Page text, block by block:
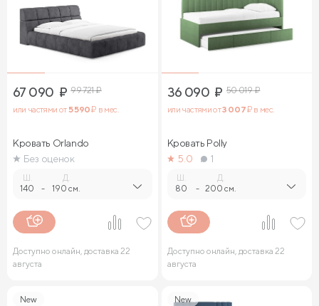
67 090 ₽ 99 721₽
или частями от5 590₽ в мес.
Кровать Orlando
Без оценок
140 -
Д.
190 см.
Доступно онлайн, доставка 22
августа
36 090 ₽ 50 019₽
или частями от3 007₽ в мес.
Кровать Polly
5.0
1
80 -
Д.
200 см.
Доступно онлайн, доставка 22
августа
New New